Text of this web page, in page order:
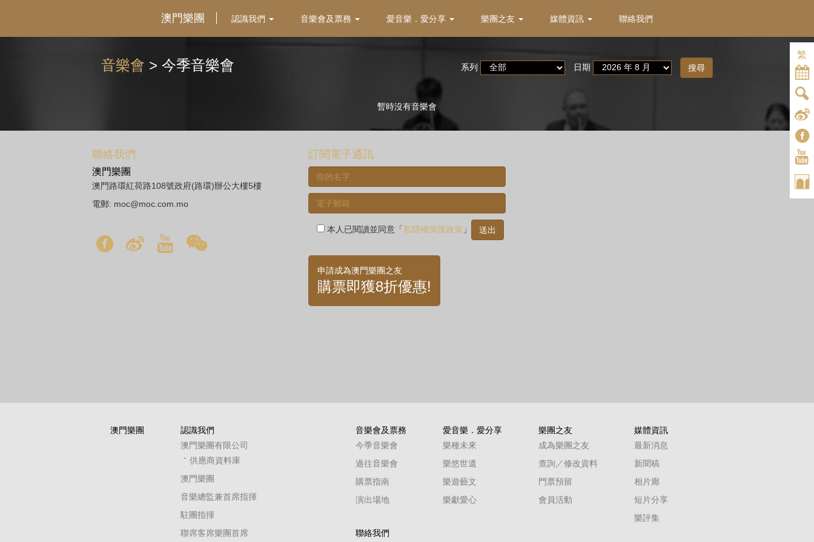
音樂會 > 今季音樂會 系列 日期 搜尋
暫時沒有音樂會
聯絡我們
澳門樂團
澳門路環紅荷路108號政府(路環)辦公大樓5樓
電郵: moc@moc.com.mo
訂閱電子通訊
本人已閱讀並同意「 私隱權保護政策 」
申請成為澳門樂團之友
購票即獲8折優惠!
澳門樂團
認識我們
澳門樂團有限公司
供應商資料庫
澳門樂團
音樂總監兼首席指揮
駐團指揮
聯席客席樂團首席
音樂會及票務
今季音樂會
過往音樂會
購票指南
演出場地
愛音樂．愛分享
樂種未來
樂悠世遺
樂遊藝文
樂獻愛心
樂團之友
成為樂團之友
查詢／修改資料
門票預留
會員活動
媒體資訊
最新消息
新聞稿
相片廊
短片分享
樂評集
聯絡我們
澳門樂團 認識我們 音樂會及票務 愛音樂．愛分享 樂團之友 媒體資訊 聯絡我們
繁